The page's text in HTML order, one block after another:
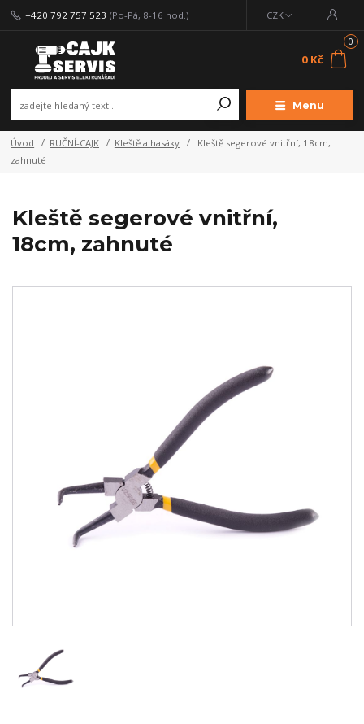
Menu
CZK
+420 792 757 523 (Po-Pá, 8-16 hod.)
0
0 Kč
Úvod RUČNÍ-CAJK Kleště a hasáky
Kleště segerové vnitřní, 18cm,
zahnuté
Kleště segerové vnitřní,
18cm, zahnuté